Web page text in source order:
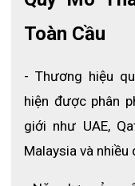
Toàn Cầu
- Thương hiệu
hiện được phân
giới như UAE,
Malaysia và nhiều